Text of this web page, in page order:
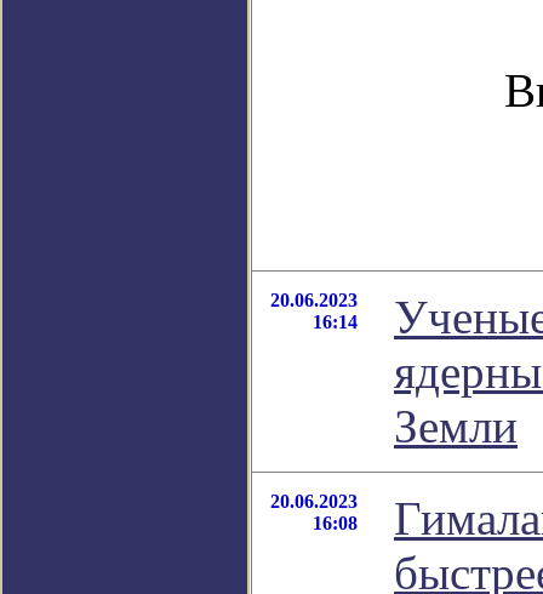
20.06.2023
16:14
Земли
20.06.2023
16:08